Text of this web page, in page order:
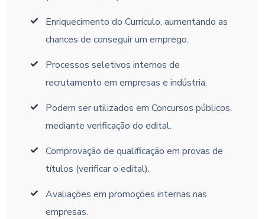
Enriquecimento do Currículo, aumentando as
chances de conseguir um emprego.
Processos seletivos internos de
recrutamento em empresas e indústria.
Podem ser utilizados em Concursos públicos,
mediante verificação do edital.
Comprovação de qualificação em provas de
títulos (verificar o edital).
Avaliações em promoções internas nas
empresas.